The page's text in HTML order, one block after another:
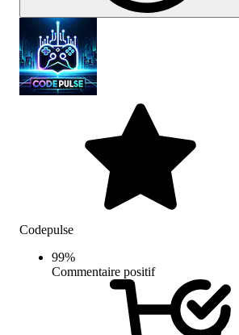
Codepulse
99%
Commentaire positif